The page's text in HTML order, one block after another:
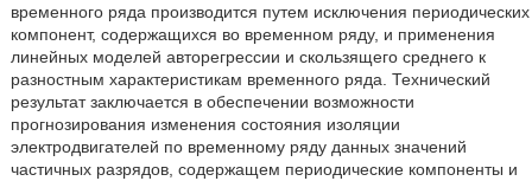
временного ряда производится путем исключения периодических
компонент, содержащихся во временном ряду, и применения
линейных моделей авторегрессии и скользящего среднего к
разностным характеристикам временного ряда. Технический
результат заключается в обеспечении возможности
прогнозирования изменения состояния изоляции
электродвигателей по временному ряду данных значений
частичных разрядов, содержащем периодические компоненты и